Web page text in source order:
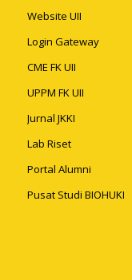
Website UII
Login Gateway
CME FK UII
UPPM FK UII
Jurnal JKKI
Lab Riset
Portal Alumni
Pusat Studi BIOHUKI